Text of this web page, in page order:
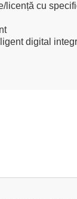
licență cu
digital